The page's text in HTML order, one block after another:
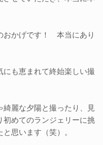
おかげです！ 本当にあり
も恵まれて終始楽しい撮
麗な夕陽と撮ったり、見
初めてのランジェリーに挑
思います（笑）。